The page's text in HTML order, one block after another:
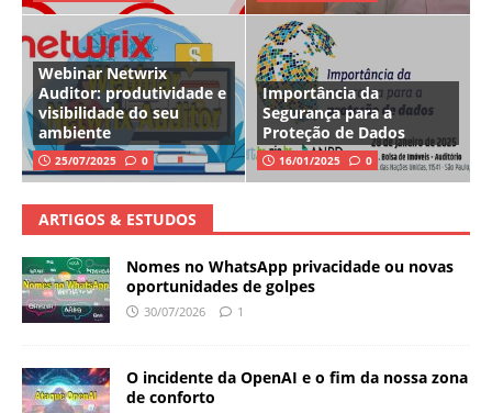
Webinar Netwrix
Auditor: produtividade e
visibilidade do seu
ambiente
25/07/2025 0
Importância da
Segurança para a
Proteção de Dados
16/01/2025 0
ARTIGOS & ESTUDOS
Nomes no WhatsApp privacidade ou novas
oportunidades de golpes
30/07/2026 1
O incidente da OpenAI e o fim da nossa zona
de conforto